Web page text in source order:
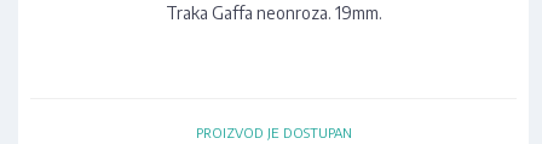
Traka Gaffa neonroza. 19mm.
PROIZVOD JE DOSTUPAN